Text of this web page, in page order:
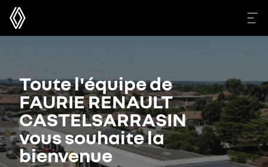
Toute l'équipe de
FAURIE RENAULT
CASTELSARRASIN
vous souhaite la
bienvenue